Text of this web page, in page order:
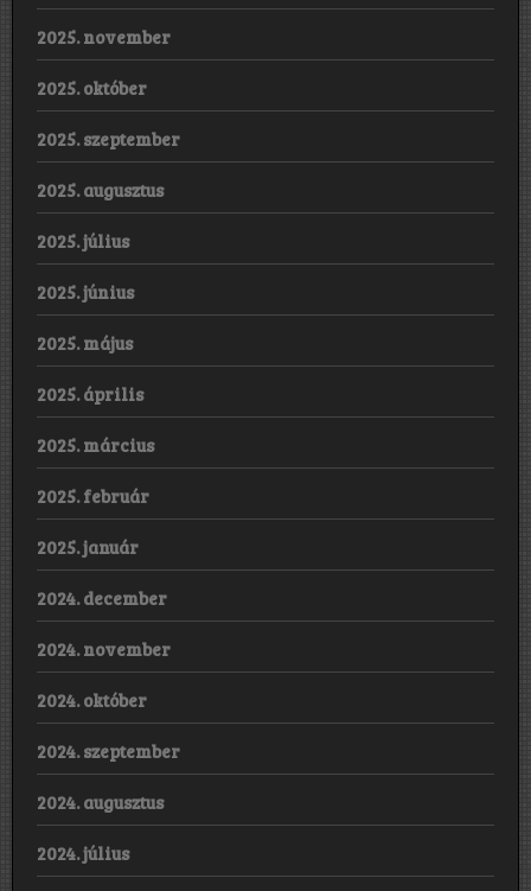
2025. november
2025. október
2025. szeptember
2025. augusztus
2025. július
2025. június
2025. május
2025. április
2025. március
2025. február
2025. január
2024. december
2024. november
2024. október
2024. szeptember
2024. augusztus
2024. július